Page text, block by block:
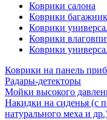
Коврики салона
Коврики
Коврики
Коврики
Коврики
Коврики на панель
Радары-детекторы
Мойки высокого
Накидки на сиденья (с
натурального меха и